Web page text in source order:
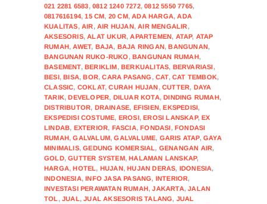
021 2281 6583,0812 1240 7272,0812 5550 7765,
0817616194,15 CM, 20 CM,ADA HARGA,ADA
KUALITAS,AIR,AIR HUJAN,AIR MENGALIR,
AKSESORIS,ALAT UKUR,APARTEMEN, ATAP, ATAP
RUMAH,AWET, BAJA, BAJA RINGAN,BANGUNAN,
BANGUNAN RUKO-RUKO ,BANGUNAN RUMAH,
BASEMENT,BERIKLIM,BERKUALITAS, BERVARIASI,
BESI,BISA,BOR,CARA PASANG ,CAT,CAT TEMBOK,
CLASSIC, COKLAT,CURAH HUJAN,CUTTER, DAYA
TARIK,DEVELOPER, DILUAR KOTA,DINDING RUMAH,
DISTRIBUTOR, DRAINASE, EFISIEN,EKSPEDISI,
EKSPEDISI COSTUME, EROSI,EROSI LANSKAP,EX
LINDAB, EXTERIOR, FASCIA,FONDASI,FONDASI
RUMAH,GALVALUM,GALVALUME, GARIS ATAP,GAYA
MINIMALIS,GEDUNG KOMERSIAL, GENANGAN AIR,
GOLD,GUTTER SYSTEM,HALAMAN LANSKAP,
HARGA,HOTEL, HUJAN,HUJAN DERAS, IDONESIA,
INDONESIA,INFO JASA PASANG, INTERIOR,
INVESTASI PERAWATAN RUMAH,JAKARTA,JALAN
TOL ,JUAL,JUAL AKSESORIS TALANG, JUAL